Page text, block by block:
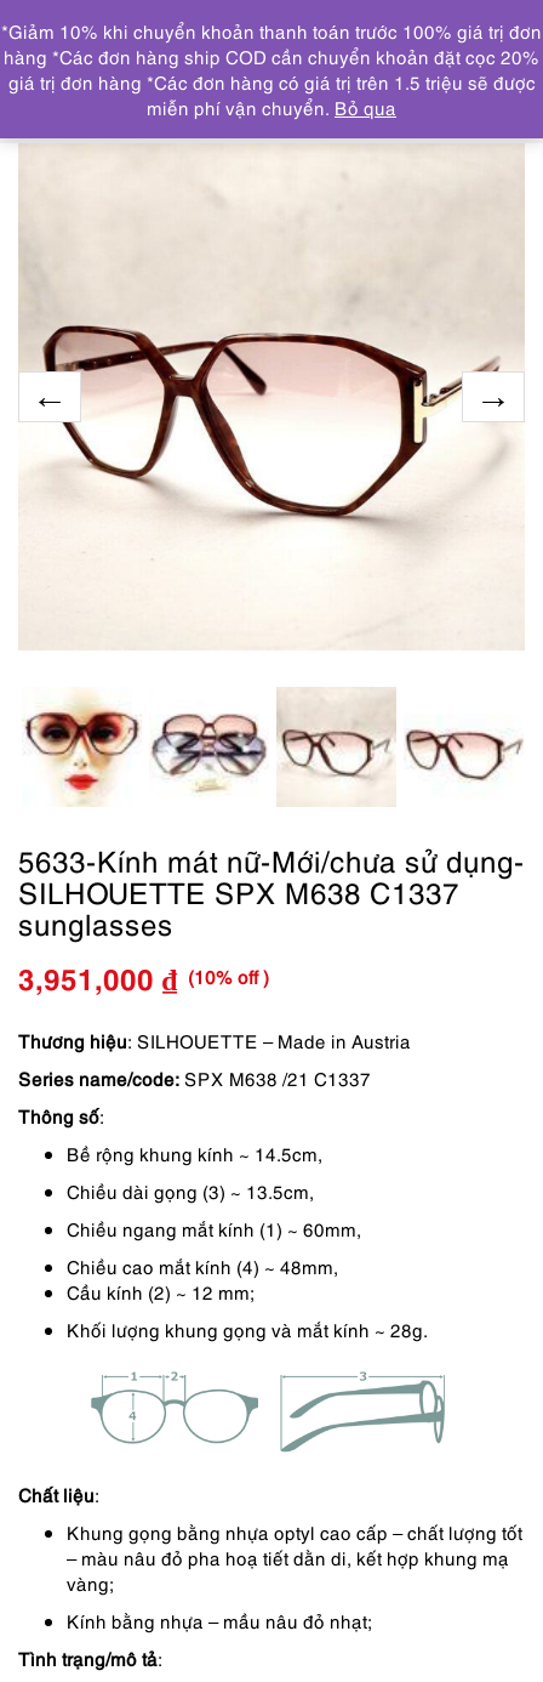
DANH MỤC
Trang chủ KÍNH MẮT
5633-Kính mát nữ-Mới/chưa sử
dụng-SILHOUETTE SPX M638 C1337 sunglasses
5633-Kính mát nữ-Mới/chưa sử dụng-
SILHOUETTE SPX M638 C1337
sunglasses
Giá
gốc
là:
3,951,000 ₫
Giá
hiện
tại
3,951,000 ₫.
(10% off )
Thương hiệu: SILHOUETTE – Made in Austria
Series name/code: SPX M638 /21 C1337
Thông số:
Bề rộng khung kính ~ 14.5cm,
Chiều dài gọng (3) ~ 13.5cm,
Chiều ngang mắt kính (1) ~ 60mm,
Chiều cao mắt kính (4) ~ 48mm,
Cầu kính (2) ~ 12 mm;
Khối lượng khung gọng và mắt kính ~ 28g.
Chất liệu:
Khung gọng bằng nhựa optyl cao cấp – chất lượng tốt
– màu nâu đỏ pha hoạ tiết dằn di, kết hợp khung mạ
vàng;
Kính bằng nhựa – mầu nâu đỏ nhạt;
Tình trạng/mô tả:
*Giảm 10% khi chuyển khoản thanh toán trước 100% giá trị đơn
hàng *Các đơn hàng ship COD cần chuyển khoản đặt cọc 20%
giá trị đơn hàng *Các đơn hàng có giá trị trên 1.5 triệu sẽ được
miễn phí vận chuyển. Bỏ qua